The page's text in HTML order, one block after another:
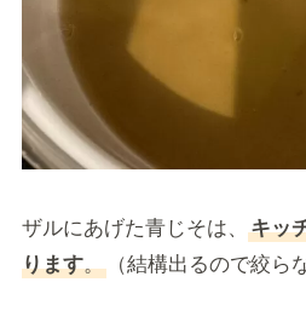
ザルにあげた青じそは、
キッ
ります。（結構出るので絞ら